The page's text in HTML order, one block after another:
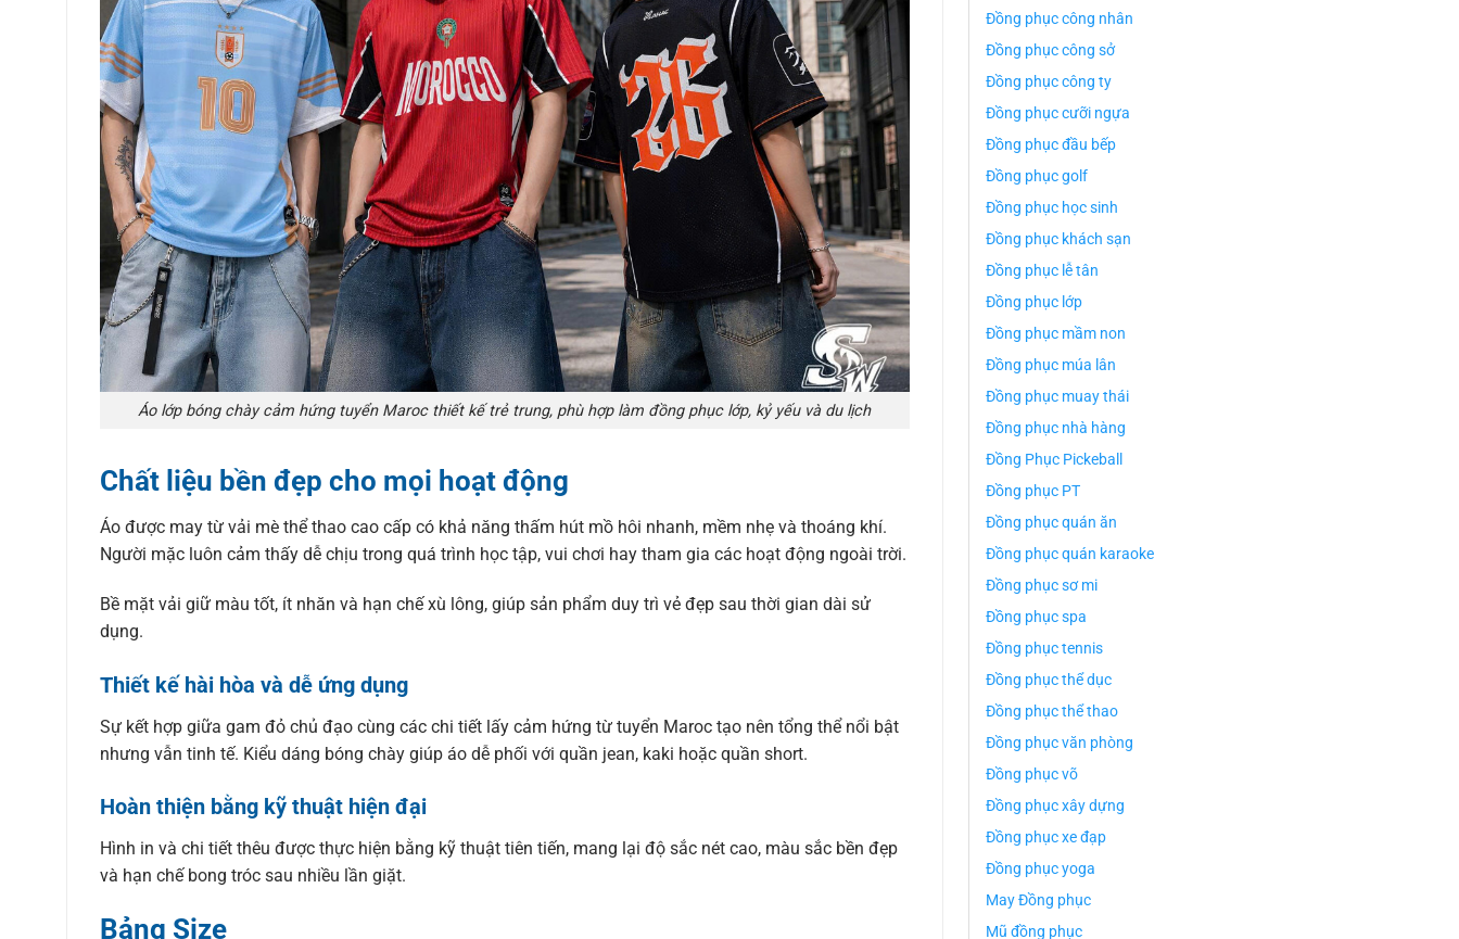
Áo lớp bóng chày cảm hứng tuyển Maroc thiết kế trẻ trung, phù hợp làm đồng phục lớp, kỷ yếu và du lịch
Chất liệu bền đẹp cho mọi hoạt động
Áo được may từ vải mè thể thao cao cấp có khả năng thấm hút mồ hôi nhanh, mềm nhẹ và thoáng khí.
Người mặc luôn cảm thấy dễ chịu trong quá trình học tập, vui chơi hay tham gia các hoạt động ngoài trời.
Bề mặt vải giữ màu tốt, ít nhăn và hạn chế xù lông, giúp sản phẩm duy trì vẻ đẹp sau thời gian dài sử
dụng.
Thiết kế hài hòa và dễ ứng dụng
Sự kết hợp giữa gam đỏ chủ đạo cùng các chi tiết lấy cảm hứng từ tuyển Maroc tạo nên tổng thể nổi bật
nhưng vẫn tinh tế. Kiểu dáng bóng chày giúp áo dễ phối với quần jean, kaki hoặc quần short.
Hoàn thiện bằng kỹ thuật hiện đại
Hình in và chi tiết thêu được thực hiện bằng kỹ thuật tiên tiến, mang lại độ sắc nét cao, màu sắc bền đẹp
và hạn chế bong tróc sau nhiều lần giặt.
Bảng Size
Đồng phục công nhân
Đồng phục công sở
Đồng phục công ty
Đồng phục cưỡi ngựa
Đồng phục đầu bếp
Đồng phục golf
Đồng phục học sinh
Đồng phục khách sạn
Đồng phục lễ tân
Đồng phục lớp
Đồng phục mầm non
Đồng phục múa lân
Đồng phục muay thái
Đồng phục nhà hàng
Đồng Phục Pickeball
Đồng phục PT
Đồng phục quán ăn
Đồng phục quán karaoke
Đồng phục sơ mi
Đồng phục spa
Đồng phục tennis
Đồng phục thể dục
Đồng phục thể thao
Đồng phục văn phòng
Đồng phục võ
Đồng phục xây dựng
Đồng phục xe đạp
Đồng phục yoga
May Đồng phục
Mũ đồng phục